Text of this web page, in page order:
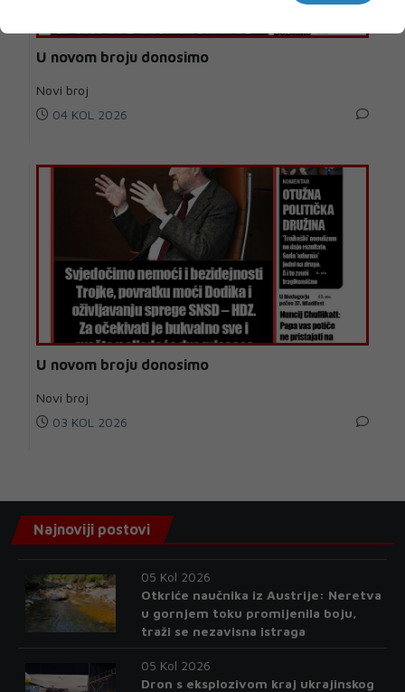
U novom broju donosimo
Novi broj
04 KOL 2026
U novom broju donosimo
Novi broj
03 KOL 2026
Najnoviji postovi
05 Kol 2026
Otkriće naučnika iz Austrije: Neretva
u gornjem toku promijenila boju,
traži se nezavisna istraga
05 Kol 2026
Dron s eksplozivom kraj ukrajinskog